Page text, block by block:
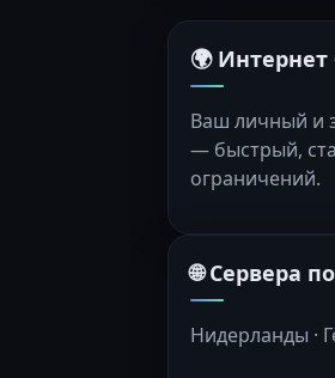
🌍
Ваш личный и
— быстрый,
ограничений.
🌐 Сервера
Нидерланды ·